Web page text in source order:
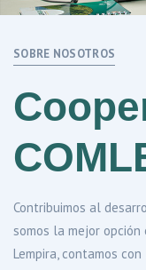
SOBRE NOSOTROS
Contribuimos al
somos la mejor
Lempira, contamos